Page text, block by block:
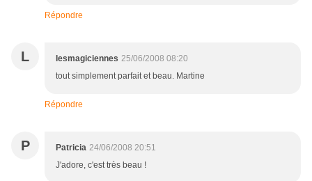
Répondre
L lesmagiciennes 25/06/2008 08:20
tout simplement parfait et beau. Martine
Répondre
P Patricia 24/06/2008 20:51
J'adore, c'est très beau !